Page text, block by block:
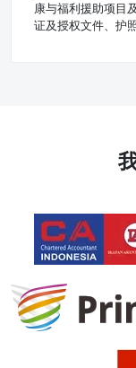
康与福利援助项目
证及授权文件、护照